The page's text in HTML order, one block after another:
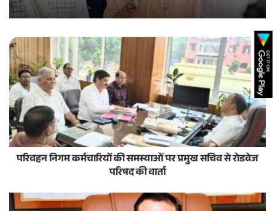
परिवहन निगम कर्मचारियों की समस्याओं पर प्रमुख सचिव से रोडवेज
परिषद की वार्ता